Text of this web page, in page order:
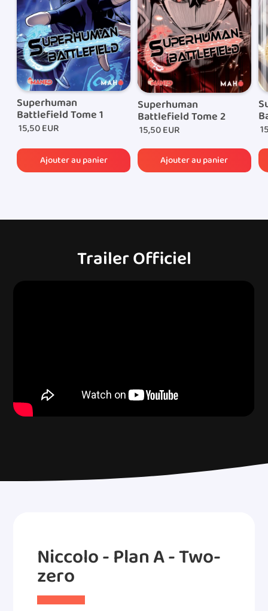
recevrez par e-mail le lien de suivi de colis qui vous
permettra de suivre l’acheminement de votre
commande.
Superhuman
Battlefield Tome 1
15,50 EUR
Superhuman
Battlefield Tome 2
15,50 EUR
Trailer Officiel
Niccolo - Plan A - Two-
zero